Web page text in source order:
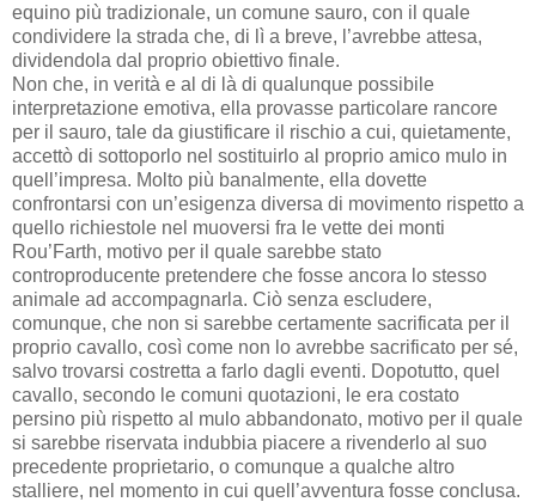
equino più tradizionale, un comune sauro, con il quale
condividere la strada che, di lì a breve, l’avrebbe attesa,
dividendola dal proprio obiettivo finale.
Non che, in verità e al di là di qualunque possibile
interpretazione emotiva, ella provasse particolare rancore
per il sauro, tale da giustificare il rischio a cui, quietamente,
accettò di sottoporlo nel sostituirlo al proprio amico mulo in
quell’impresa. Molto più banalmente, ella dovette
confrontarsi con un’esigenza diversa di movimento rispetto a
quello richiestole nel muoversi fra le vette dei monti
Rou’Farth, motivo per il quale sarebbe stato
controproducente pretendere che fosse ancora lo stesso
animale ad accompagnarla. Ciò senza escludere,
comunque, che non si sarebbe certamente sacrificata per il
proprio cavallo, così come non lo avrebbe sacrificato per sé,
salvo trovarsi costretta a farlo dagli eventi. Dopotutto, quel
cavallo, secondo le comuni quotazioni, le era costato
persino più rispetto al mulo abbandonato, motivo per il quale
si sarebbe riservata indubbia piacere a rivenderlo al suo
precedente proprietario, o comunque a qualche altro
stalliere, nel momento in cui quell’avventura fosse conclusa.